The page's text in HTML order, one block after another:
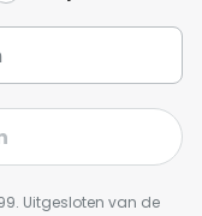
Uitgesloten van de